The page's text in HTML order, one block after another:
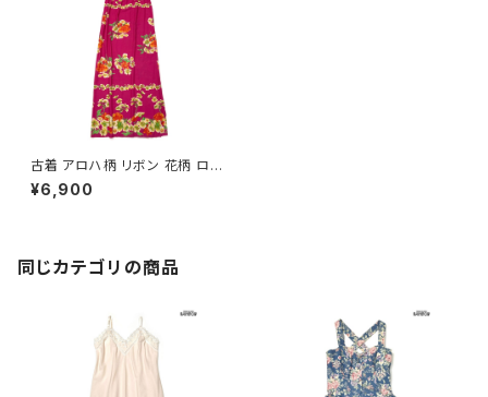
古着 アロハ柄 リボン 花柄 ロン
グ丈 キャミソール ワンピース ピ
ンク (otu2406169)
¥6,900
同じカテゴリの商品